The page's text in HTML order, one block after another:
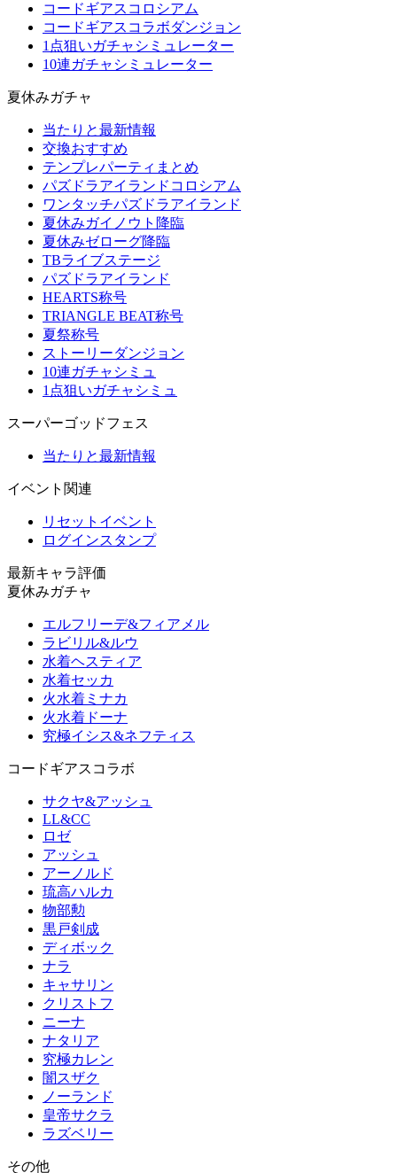
コードギアスコロシアム
コードギアスコラボダンジョン
1点狙いガチャシミュレーター
10連ガチャシミュレーター
夏休みガチャ
当たりと最新情報
交換おすすめ
テンプレパーティまとめ
パズドラアイランドコロシアム
ワンタッチパズドラアイランド
夏休みガイノウト降臨
夏休みゼローグ降臨
TBライブステージ
パズドラアイランド
HEARTS称号
TRIANGLE BEAT称号
夏祭称号
ストーリーダンジョン
10連ガチャシミュ
1点狙いガチャシミュ
スーパーゴッドフェス
当たりと最新情報
イベント関連
リセットイベント
ログインスタンプ
最新キャラ評価
夏休みガチャ
エルフリーデ&フィアメル
ラビリル&ルウ
水着ヘスティア
水着セッカ
火水着ミナカ
火水着ドーナ
究極イシス&ネフティス
コードギアスコラボ
サクヤ&アッシュ
LL&CC
ロゼ
アッシュ
アーノルド
琉高ハルカ
物部勲
黒戸剣成
ディボック
ナラ
キャサリン
クリストフ
ニーナ
ナタリア
究極カレン
闇スザク
ノーランド
皇帝サクラ
ラズベリー
その他